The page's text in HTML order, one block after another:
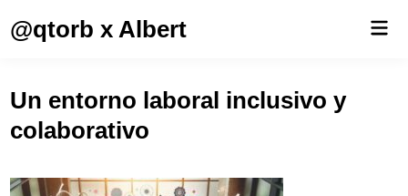
@qtorb x Albert
Un entorno laboral inclusivo y
colaborativo